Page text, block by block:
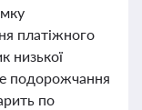
платіжного
низької
подорожчання
по